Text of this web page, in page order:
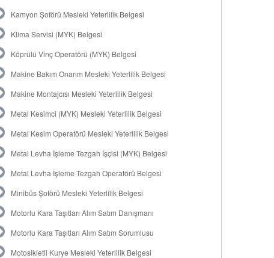
Kamyon Şoförü Mesleki Yeterlilik Belgesi
Klima Servisi (MYK) Belgesi
Köprülü Vinç Operatörü (MYK) Belgesi
Makine Bakım Onarım Mesleki Yeterlilik Belgesi
Makine Montajcısı Mesleki Yeterlilik Belgesi
Metal Kesimci (MYK) Mesleki Yeterlilik Belgesi
Metal Kesim Operatörü Mesleki Yeterlilik Belgesi
Metal Levha İşleme Tezgah İşçisi (MYK) Belgesi
Metal Levha İşleme Tezgah Operatörü Belgesi
Minibüs Şoförü Mesleki Yeterlilik Belgesi
Motorlu Kara Taşıtları Alım Satım Danışmanı
Motorlu Kara Taşıtları Alım Satım Sorumlusu
Motosikletli Kurye Mesleki Yeterlilik Belgesi